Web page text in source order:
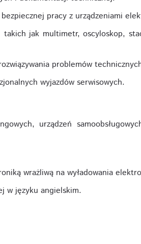
pracy z urządzeniami
takich jak multimetr, oscyloskop,
problemów
wyjazdów serwisowych.
urządzeń
wrażliwą na wyładowania
w języku angielskim.